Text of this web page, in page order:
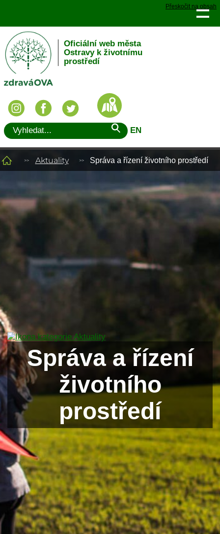
Přeskočit na obsah
Oficiální web města
Ostravy k životnímu
prostředí
EN
Aktuality Správa a řízení životního prostředí
Správa a řízení
životního
prostředí